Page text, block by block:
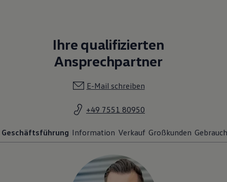
Ihre qualifizierten
Ansprechpartner
E-Mail schreiben
+49 7551 80950
Geschäftsführung Information Verkauf Großkunden